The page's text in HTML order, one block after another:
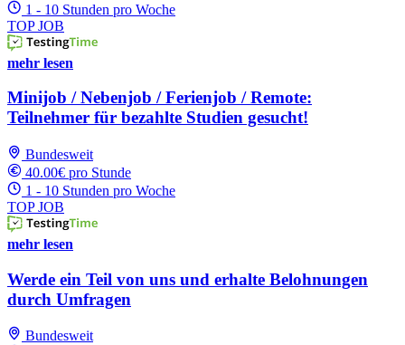
1 - 10 Stunden pro Woche
TOP JOB
mehr lesen
Minijob / Nebenjob / Ferienjob / Remote:
Teilnehmer für bezahlte Studien gesucht!
Bundesweit
40.00€ pro Stunde
1 - 10 Stunden pro Woche
TOP JOB
mehr lesen
Werde ein Teil von uns und erhalte Belohnungen
durch Umfragen
Bundesweit